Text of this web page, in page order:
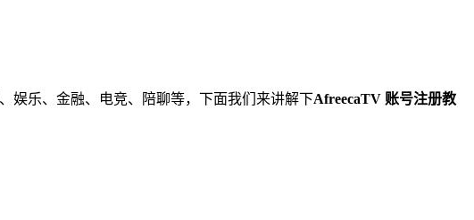
娱乐、金融、电竞、陪聊等，下面我们来讲解下AfreecaTV 账号注册教